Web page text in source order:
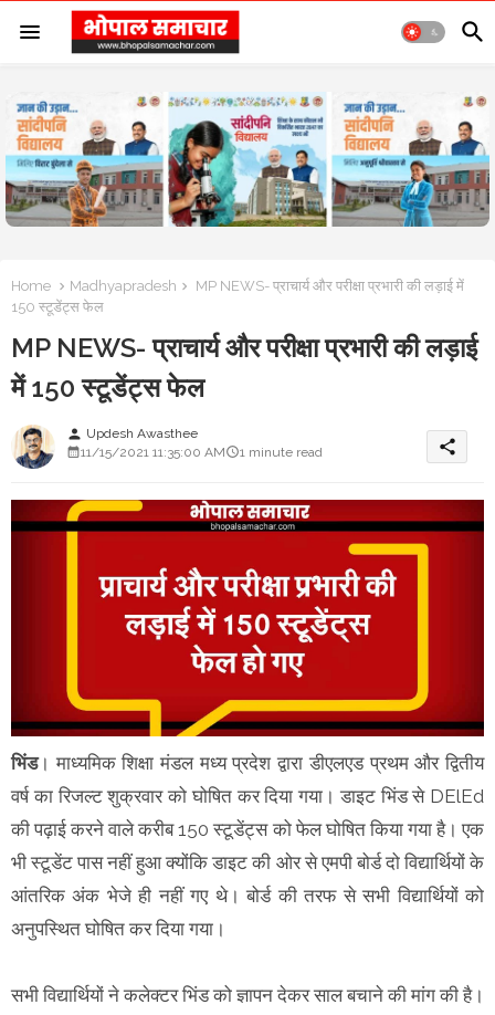
Home Madhyapradesh
MP NEWS- प्राचार्य और परीक्षा प्रभारी की लड़ाई में
150 स्टूडेंट्स फेल
MP NEWS- प्राचार्य और परीक्षा प्रभारी की लड़ाई
में 150 स्टूडेंट्स फेल
person Updesh Awasthee
11/15/2021 11:35:00 AM
1 minute read share
भिंड। माध्यमिक शिक्षा मंडल मध्य प्रदेश द्वारा डीएलएड प्रथम और द्वितीय
वर्ष का रिजल्ट शुक्रवार को घोषित कर दिया गया। डाइट भिंड से DElEd
की पढ़ाई करने वाले करीब 150 स्टूडेंट्स को फेल घोषित किया गया है। एक
भी स्टूडेंट पास नहीं हुआ क्योंकि डाइट की ओर से एमपी बोर्ड दो विद्यार्थियों के
आंतरिक अंक भेजे ही नहीं गए थे। बोर्ड की तरफ से सभी विद्यार्थियों को
अनुपस्थित घोषित कर दिया गया।
सभी विद्यार्थियों ने कलेक्टर भिंड को ज्ञापन देकर साल बचाने की मांग की है।